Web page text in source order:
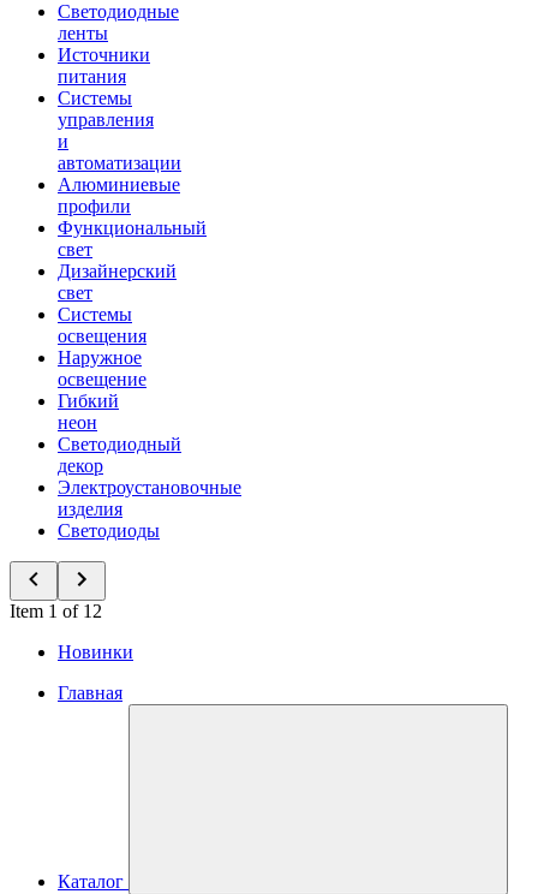
Светодиодные
ленты
Источники
питания
Системы
управления
и
автоматизации
Алюминиевые
профили
Функциональный
свет
Дизайнерский
свет
Системы
освещения
Наружное
освещение
Гибкий
неон
Светодиодный
декор
Электроустановочные
изделия
Светодиоды
Item 1 of 12
Новинки
Главная
Каталог